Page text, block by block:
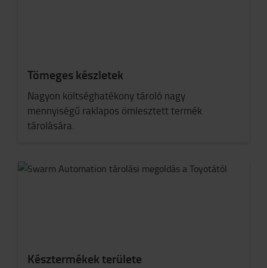
Tömeges készletek
Nagyon költséghatékony tároló nagy
mennyiségű raklapos ömlesztett termék
tárolására.
Késztermékek területe